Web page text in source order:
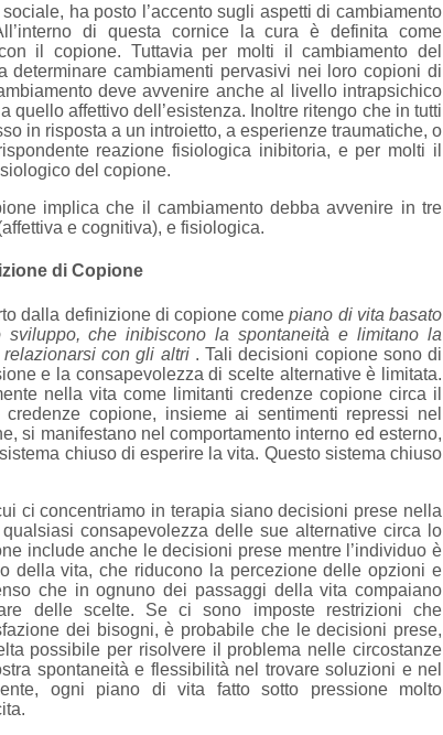
ha posto l’accento sugli aspetti di cambiamento
di questa cornice la cura è definita come
il copione. Tuttavia per molti il cambiamento del
determinare cambiamenti pervasivi nei loro copioni di
deve avvenire anche al livello intrapsichico
affettivo dell’esistenza. Inoltre ritengo che in tutti
in risposta a un introietto, a esperienze traumatiche, o
reazione fisiologica inibitoria, e per molti il
del copione.
implica che il cambiamento debba avvenire in tre
e cognitiva), e fisiologica.
di Copione
dalla definizione di copione comepiano di vita basato
che inibiscono la spontaneità e limitano la
con gli altri . Tali decisioni copione sono di
e la consapevolezza di scelte alternative è limitata.
nella vita come limitanti credenze copione circa il
copione, insieme ai sentimenti repressi nel
si manifestano nel comportamento interno ed esterno,
chiuso di esperire la vita. Questo sistema chiuso
ci concentriamo in terapia siano decisioni prese nella
consapevolezza delle sue alternative circa lo
include anche le decisioni prese mentre l’individuo è
della vita, che riducono la percezione delle opzioni e
che in ognuno dei passaggi della vita compaiano
delle scelte. Se ci sono imposte restrizioni che
dei bisogni, è probabile che le decisioni prese,
possibile per risolvere il problema nelle circostanze
spontaneità e flessibilità nel trovare soluzioni e nel
ogni piano di vita fatto sotto pressione molto